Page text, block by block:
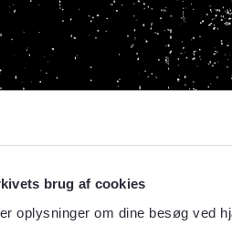
brug af cookies
oplysninger om dine besøg ved